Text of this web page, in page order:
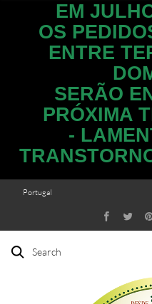
EM
OS
ENTRE
SERÃO
PRÓXIMA
-
Portugal
Search